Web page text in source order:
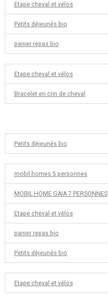
Etape cheval et vélos
Petits déjeunés bio
panier repas bio
Etape cheval et vélos
Bracelet en crin de cheval
Petits déjeunés bio
mobil homes 5 personnes
MOBIL HOME GAIA 7 PERSONNES
Etape cheval et vélos
panier repas bio
Petits déjeunés bio
Etape cheval et vélos